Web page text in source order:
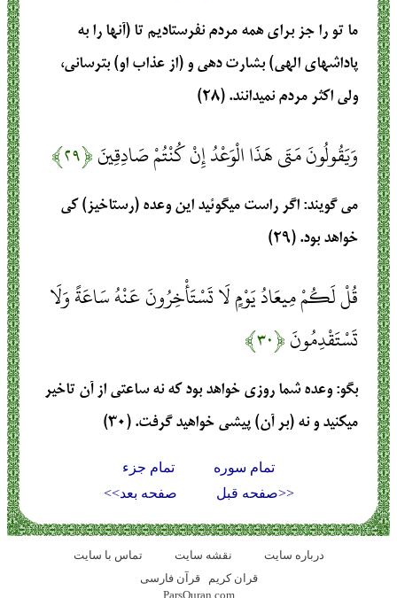
ما تو را جز براي همه مردم نفرستاديم تا (آنها را به
پاداشهاي الهي) بشارت دهي و (از عذاب او) بترساني،
ولي اكثر مردم نميدانند. (۲۸)
وَيَقُولُونَ مَتَى هَذَا الْوَعْدُ إِنْ كُنْتُمْ صَادِقِينَ﴿۲۹﴾
مي گويند: اگر راست ميگوئيد اين وعده (رستاخيز) كي
خواهد بود. (۲۹)
قُلْ لَكُمْ مِيعَادُ يَوْمٍ لَا تَسْتَأْخِرُونَ عَنْهُ سَاعَةً وَلَا
تَسْتَقْدِمُونَ﴿۳۰﴾
بگو: وعده شما روزي خواهد بود كه نه ساعتي از آن تاخير
ميكنيد و نه (بر آن) پيشي خواهيد گرفت. (۳۰)
تمام سوره
تمام جزء
<<صفحه قبل
صفحه بعد>>
تماس با سایت نقشه سايت
درباره سایت
قران کریم
قرآن فارسی
ParsQuran.com